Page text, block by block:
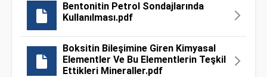
Bentonitin Petrol Sondajlarında
Kullanılması.pdf
Boksitin Bileşimine Giren Kimyasal
Elementler Ve Bu Elementlerin Teşkil
Ettikleri Mineraller.pdf